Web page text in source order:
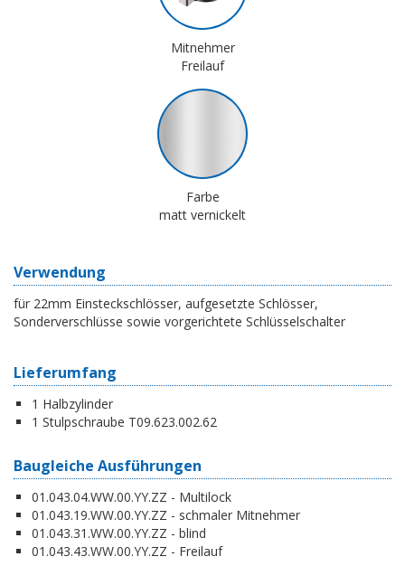
Mitnehmer
Freilauf
Farbe
matt vernickelt
Verwendung
für 22mm Einsteckschlösser, aufgesetzte Schlösser,
Sonderverschlüsse sowie vorgerichtete Schlüsselschalter
Lieferumfang
1 Halbzylinder
1 Stulpschraube T09.623.002.62
Baugleiche Ausführungen
01.043.04.WW.00.YY.ZZ - Multilock
01.043.19.WW.00.YY.ZZ - schmaler Mitnehmer
01.043.31.WW.00.YY.ZZ - blind
01.043.43.WW.00.YY.ZZ - Freilauf